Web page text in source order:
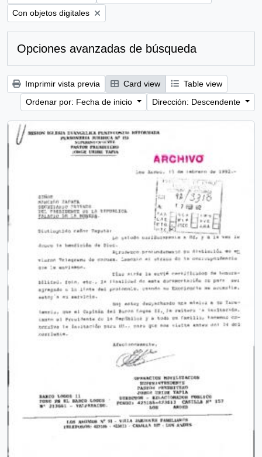
Remove filter:
Con objetos digitales
Opciones avanzadas de búsqueda
Imprimir vista previa Card view
Table view
Ordenar por: Fecha de inicio
Dirección: Descendente